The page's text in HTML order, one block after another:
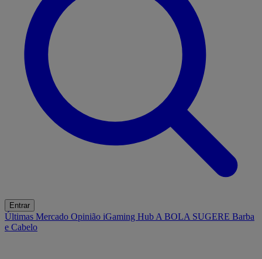
Entrar
Últimas Mercado Opinião iGaming Hub A BOLA SUGERE Barba
e Cabelo